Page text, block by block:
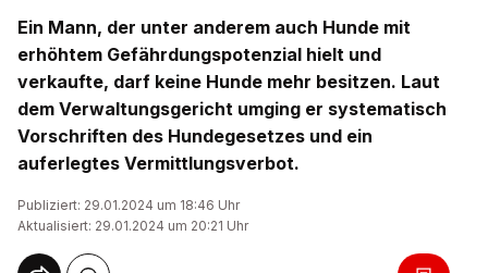
Ein Mann, der unter anderem auch Hunde mit
erhöhtem Gefährdungspotenzial hielt und
verkaufte, darf keine Hunde mehr besitzen. Laut
dem Verwaltungsgericht umging er systematisch
Vorschriften des Hundegesetzes und ein
auferlegtes Vermittlungsverbot.
Publiziert: 29.01.2024 um 18:46 Uhr
Aktualisiert: 29.01.2024 um 20:21 Uhr